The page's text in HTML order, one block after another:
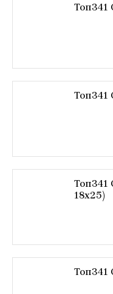
Топ341
Топ341
Топ341
18х25)
Топ341